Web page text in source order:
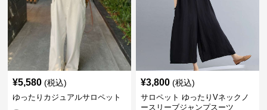
¥5,580 (税込)
ゆったりカジュアルサロペット
¥3,800 (税込)
サロペット ゆったりVネックノ
ースリーブジャンプスーツ